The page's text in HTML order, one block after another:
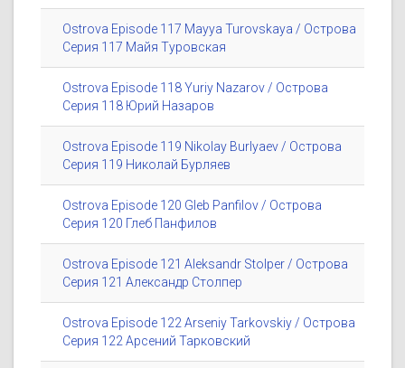
Ostrova Episode 117 Mayya Turovskaya / Острова
Серия 117 Майя Туровская
Ostrova Episode 118 Yuriy Nazarov / Острова
Серия 118 Юрий Назаров
Ostrova Episode 119 Nikolay Burlyaev / Острова
Серия 119 Николай Бурляев
Ostrova Episode 120 Gleb Panfilov / Острова
Серия 120 Глеб Панфилов
Ostrova Episode 121 Aleksandr Stolper / Острова
Серия 121 Александр Столпер
Ostrova Episode 122 Arseniy Tarkovskiy / Острова
Серия 122 Арсений Тарковский